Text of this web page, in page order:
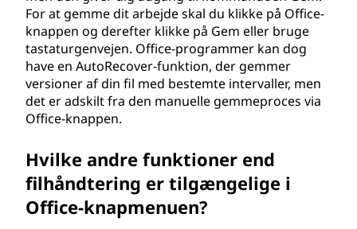
For at gemme dit arbejde skal du klikke på Office-
knappen og derefter klikke på Gem eller bruge
tastaturgenvejen. Office-programmer kan dog
have en AutoRecover-funktion, der gemmer
versioner af din fil med bestemte intervaller, men
det er adskilt fra den manuelle gemmeproces via
Office-knappen.
Hvilke andre funktioner end
filhåndtering er tilgængelige i
Office-knapmenuen?